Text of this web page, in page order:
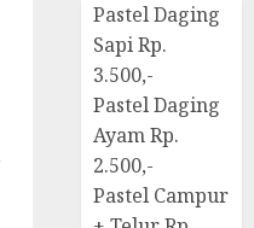
Pastel Daging
Sapi Rp.
3.500,-
Pastel Daging
Ayam Rp.
2.500,-
Pastel Campur